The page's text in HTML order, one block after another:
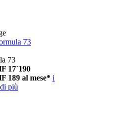
73
73
17´190
189 al mese* i
più